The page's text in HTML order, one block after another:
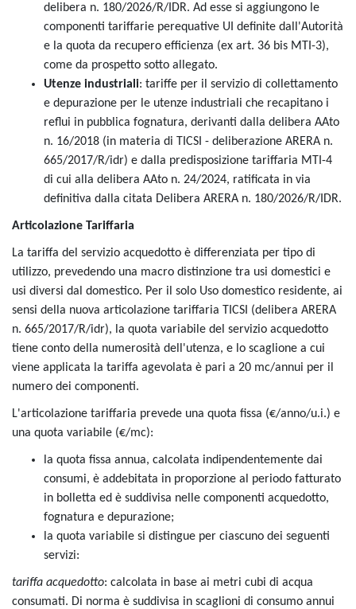
delibera n. 180/2026/R/IDR. Ad esse si aggiungono le
componenti tariffarie perequative UI definite dall'Autorità
e la quota da recupero efficienza (ex art. 36 bis MTI-3),
come da prospetto sotto allegato.
Utenze industriali: tariffe per il servizio di collettamento
e depurazione per le utenze industriali che recapitano i
reflui in pubblica fognatura, derivanti dalla delibera AAto
n. 16/2018 (in materia di TICSI - deliberazione ARERA n.
665/2017/R/idr) e dalla predisposizione tariffaria MTI-4
di cui alla delibera AAto n. 24/2024, ratificata in via
definitiva dalla citata Delibera ARERA n. 180/2026/R/IDR.
Articolazione Tariffaria
La tariffa del servizio acquedotto è differenziata per tipo di
utilizzo, prevedendo una macro distinzione tra usi domestici e
usi diversi dal domestico. Per il solo Uso domestico residente, ai
sensi della nuova articolazione tariffaria TICSI (delibera ARERA
n. 665/2017/R/idr), la quota variabile del servizio acquedotto
tiene conto della numerosità dell'utenza, e lo scaglione a cui
viene applicata la tariffa agevolata è pari a 20 mc/annui per il
numero dei componenti.
L'articolazione tariffaria prevede una quota fissa (€/anno/u.i.) e
una quota variabile (€/mc):
la quota fissa annua, calcolata indipendentemente dai
consumi, è addebitata in proporzione al periodo fatturato
in bolletta ed è suddivisa nelle componenti acquedotto,
fognatura e depurazione;
la quota variabile si distingue per ciascuno dei seguenti
servizi:
tariffa acquedotto: calcolata in base ai metri cubi di acqua
consumati. Di norma è suddivisa in scaglioni di consumo annui